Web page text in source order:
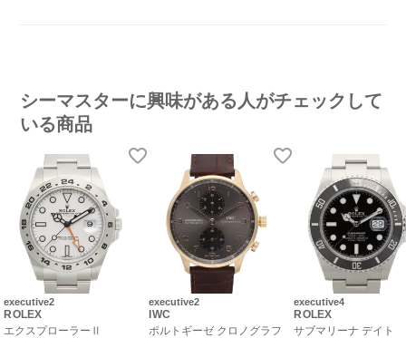
シーマスターに興味がある人がチェックして
いる商品
executive2
ROLEX
エクスプローラーⅡ
executive2
IWC
ポルトギーゼ クロノグラフ
executive4
ROLEX
サブマリーナ デイト